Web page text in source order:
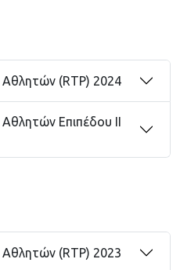
(RTP) 2024
ΙΙ
(RTP) 2023